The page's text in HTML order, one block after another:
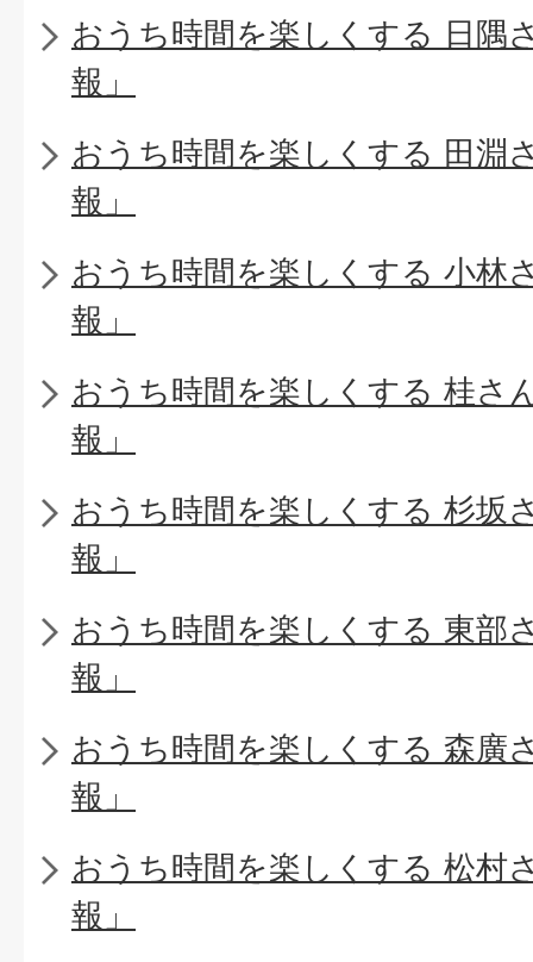
おうち時間を楽しくする 日隅
報」
おうち時間を楽しくする 田淵
報」
おうち時間を楽しくする 小林
報」
おうち時間を楽しくする 桂さ
報」
おうち時間を楽しくする 杉坂
報」
おうち時間を楽しくする 東部
報」
おうち時間を楽しくする 森廣
報」
おうち時間を楽しくする 松村
報」